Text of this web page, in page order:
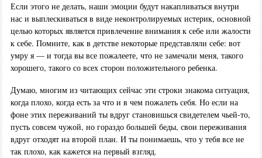
Если этого не делать, наши эмоции будут накапливаться внутри
нас и выплескиваться в виде неконтролируемых истерик, основной
целью которых является привлечение внимания к себе или жалости
к себе. Помните, как в детстве некоторые представляли себе: вот
умру я — и тогда вы все пожалеете, что не замечали меня, такого
хорошего, такого со всех сторон положительного ребенка.
Думаю, многим из читающих сейчас эти строки знакома ситуация,
когда плохо, когда есть за что и в чем пожалеть себя. Но если на
фоне этих переживаний ты вдруг становишься свидетелем чьей-то,
пусть совсем чужой, но гораздо большей беды, свои переживания
вдруг отходят на второй план. И ты понимаешь, что у тебя все не
так плохо, как кажется на первый взгляд.